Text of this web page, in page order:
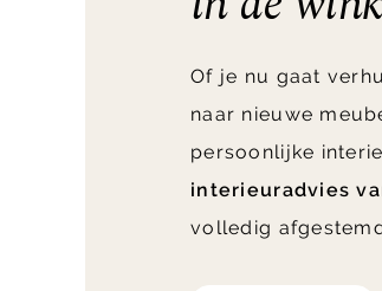
Of je nu gaat
naar nieuwe
persoonlijke
interieuradvies
volledig